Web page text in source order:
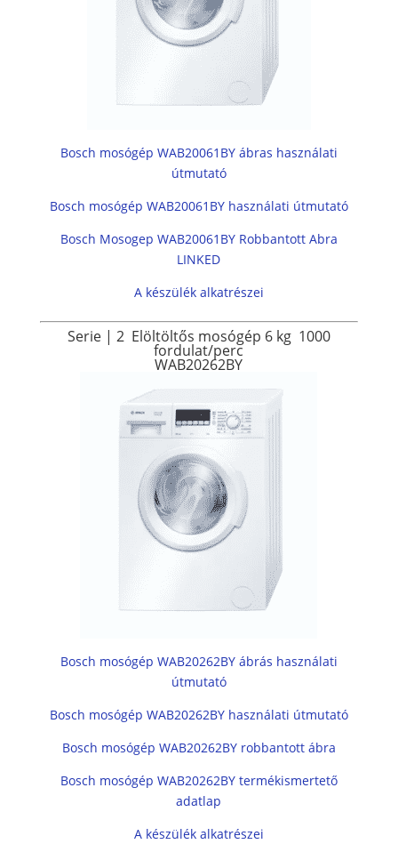
Bosch mosógép WAB20061BY ábras használati
útmutató
Bosch mosógép WAB20061BY használati útmutató
Bosch Mosogep WAB20061BY Robbantott Abra
LINKED
A készülék alkatrészei
Serie | 2 Elöltöltős mosógép 6 kg 1000
fordulat/perc
WAB20262BY
Bosch mosógép WAB20262BY ábrás használati
útmutató
Bosch mosógép WAB20262BY használati útmutató
Bosch mosógép WAB20262BY robbantott ábra
Bosch mosógép WAB20262BY termékismertető
adatlap
A készülék alkatrészei